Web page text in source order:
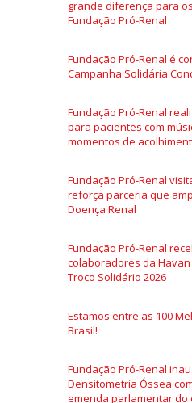
grande diferença para
Fundação Pró-Renal
Fundação Pró-Renal é
Campanha Solidária
Fundação Pró-Renal
para pacientes com
momentos de
Fundação Pró-Renal
reforça parceria que
Doença Renal
Fundação Pró-Renal
colaboradores da
Troco Solidário 2026
Estamos entre as 100
Brasil!
Fundação Pró-Renal
Densitometria Óssea
emenda parlamentar do